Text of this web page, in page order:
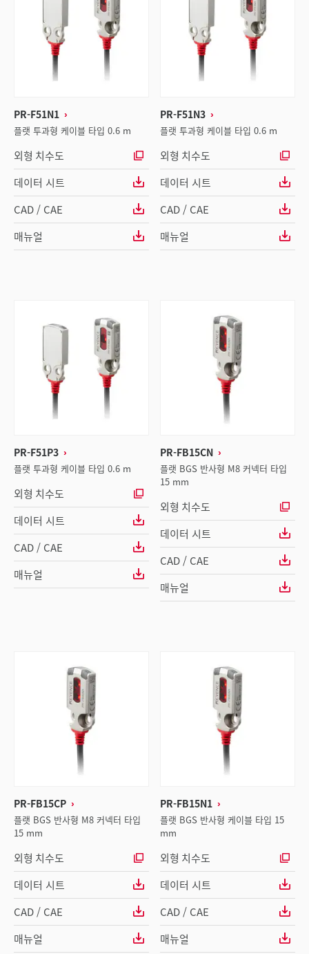
PR-F51N1
플랫 투과형 케이블 타입 0.6 m
외형 치수도
데이터 시트
CAD / CAE
매뉴얼
PR-F51N3
플랫 투과형 케이블 타입 0.6 m
외형 치수도
데이터 시트
CAD / CAE
매뉴얼
PR-F51P3
플랫 투과형 케이블 타입 0.6 m
외형 치수도
데이터 시트
CAD / CAE
매뉴얼
PR-FB15CN
플랫 BGS 반사형 M8 커넥터 타입
15 mm
외형 치수도
데이터 시트
CAD / CAE
매뉴얼
PR-FB15CP
플랫 BGS 반사형 M8 커넥터 타입
15 mm
외형 치수도
데이터 시트
CAD / CAE
매뉴얼
PR-FB15N1
플랫 BGS 반사형 케이블 타입 15
mm
외형 치수도
데이터 시트
CAD / CAE
매뉴얼